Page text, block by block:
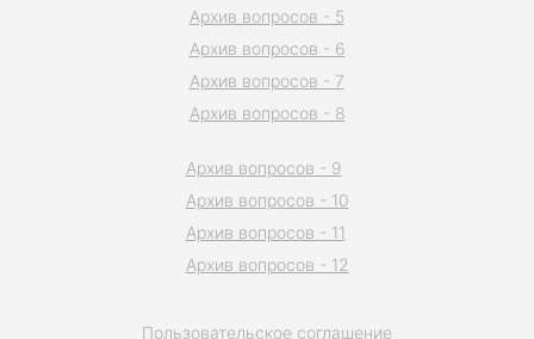
Пользовательское соглашение
Архив вопросов - 5
Архив вопросов - 6
Архив вопросов - 7
Архив вопросов - 8
Архив вопросов - 9
Архив вопросов - 10
Архив вопросов - 11
Архив вопросов - 12